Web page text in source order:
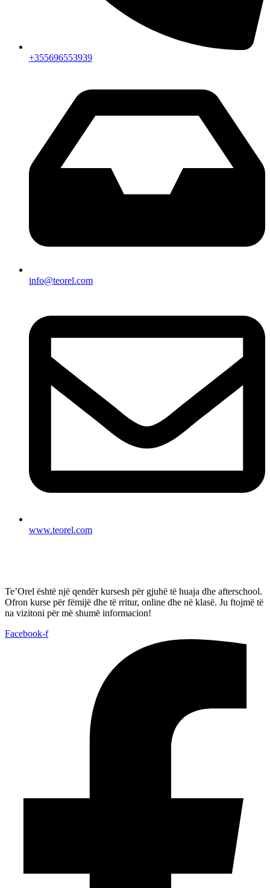
+355696553939
info@teorel.com
www.teorel.com
Te’Orel është një qendër kursesh për gjuhë të huaja dhe afterschool.
Ofron kurse për fëmijë dhe të rritur, online dhe në klasë. Ju ftojmë të
na vizitoni për më shumë informacion!
Facebook-f